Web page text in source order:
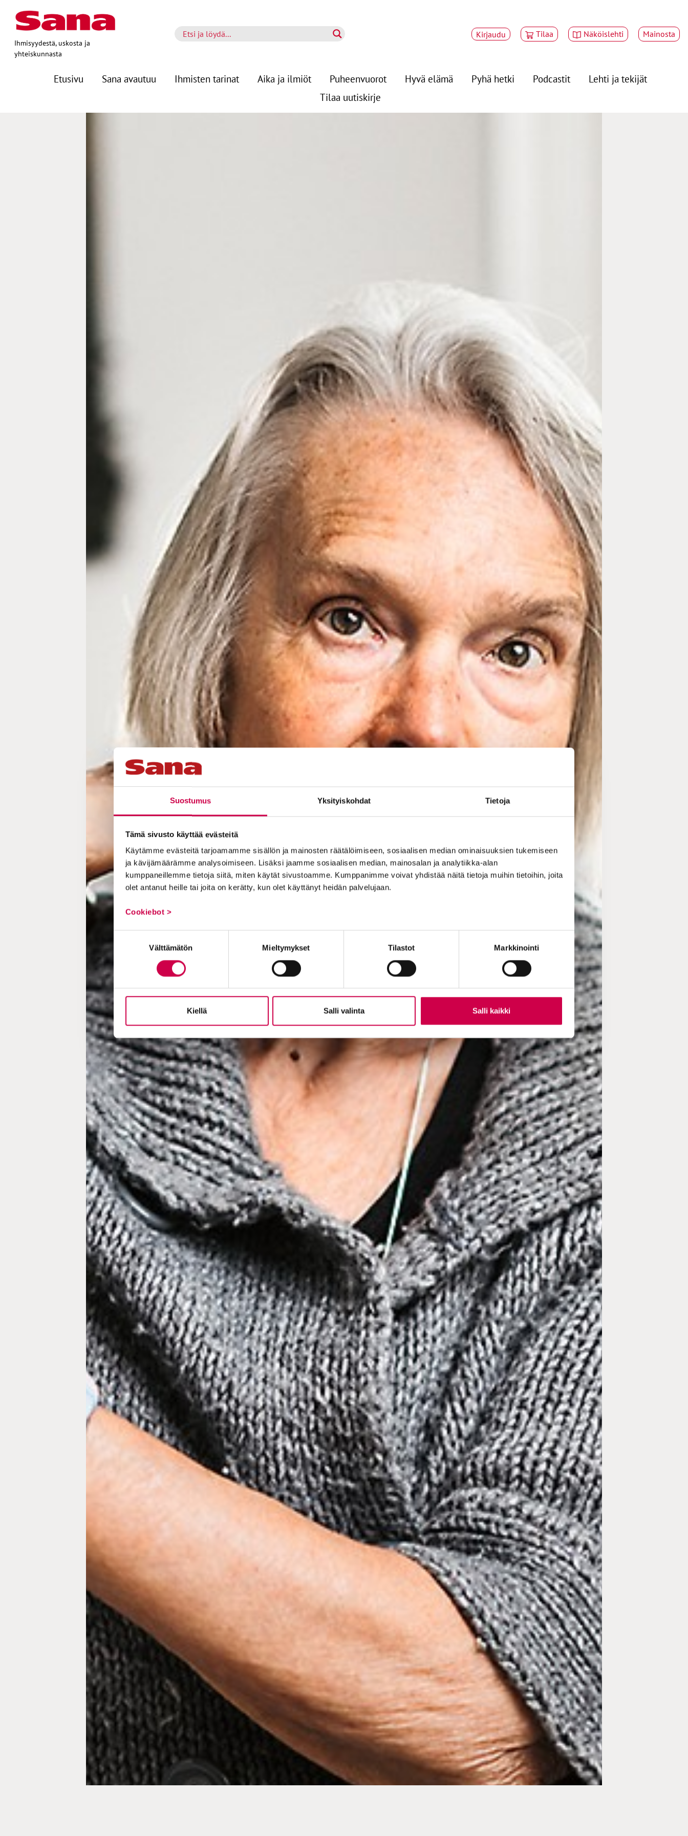
Suostumus Yksityiskohdat Tietoja
Tämä sivusto käyttää evästeitä
Käytämme evästeitä tarjoamamme sisällön ja mainosten räätälöimiseen, sosiaalisen median ominaisuuksien tukemiseen
ja kävijämäärämme analysoimiseen. Lisäksi jaamme sosiaalisen median, mainosalan ja analytiikka-alan
kumppaneillemme tietoja siitä, miten käytät sivustoamme. Kumppanimme voivat yhdistää näitä tietoja muihin tietoihin, joita
olet antanut heille tai joita on kerätty, kun olet käyttänyt heidän palvelujaan.
Cookiebot >
Välttämätön Mieltymykset Tilastot Markkinointi
Kiellä Salli valinta Salli kaikki
Ihmisyydestä, uskosta ja
yhteiskunnasta
Kirjaudu Tilaa Näköislehti Mainosta
Etusivu Sana avautuu Ihmisten tarinat Aika ja ilmiöt Puheenvuorot Hyvä elämä Pyhä hetki Podcastit
Lehti ja tekijät
Tilaa uutiskirje